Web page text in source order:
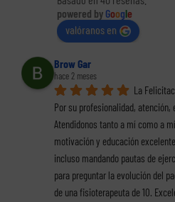
powered by Google
valóranos en
Brow Gar
hace 2 meses
La
Por su profesionalidad, atención,
Atendidonos tanto a mí como a
motivación y educación
incluso mandando pautas de
para preguntar la evolución del
de una fisioterapeuta de 10.